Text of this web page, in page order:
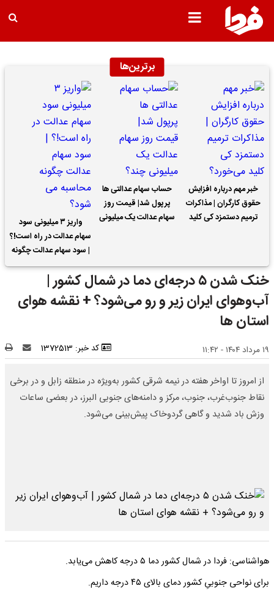
برترین‌ها
خبر مهم درباره افزایش
حقوق کارگران | مذاکرات
ترمیم دستمزد کی کلید
حساب سهام عدالتی ها
پرپول شد| قیمت روز
سهام عدالت یک میلیونی
واریز ۳ میلیونی سود
سهام عدالت در راه است!؟
| سود سهام عدالت چگونه
محاسبه می شود؟
خنک شدن ۵ درجه‌ای دما در شمال کشور |
آب‌وهوای ایران زیر و رو می‌شود؟ + نقشه هوای
استان ها
۱۹ مرداد ۱۴۰۴ - ۱۱:۴۲ کد خبر: 1372513
از امروز تا اواخر هفته در نیمه شرقی کشور به‌ویژه در منطقه زابل و در برخی
نقاط جنوب‌غرب، جنوب، مرکز و دامنه‌های جنوبی البرز، در بعضی ساعات
وزش باد شدید و گاهی گردوخاک پیش‌بینی می‌شود.
هواشناسی: فردا در شمال کشور دما ۵ درجه کاهش می‌یابد.
برای نواحی جنوبیِ کشور دمای بالای ۴۵ درجه داریم.